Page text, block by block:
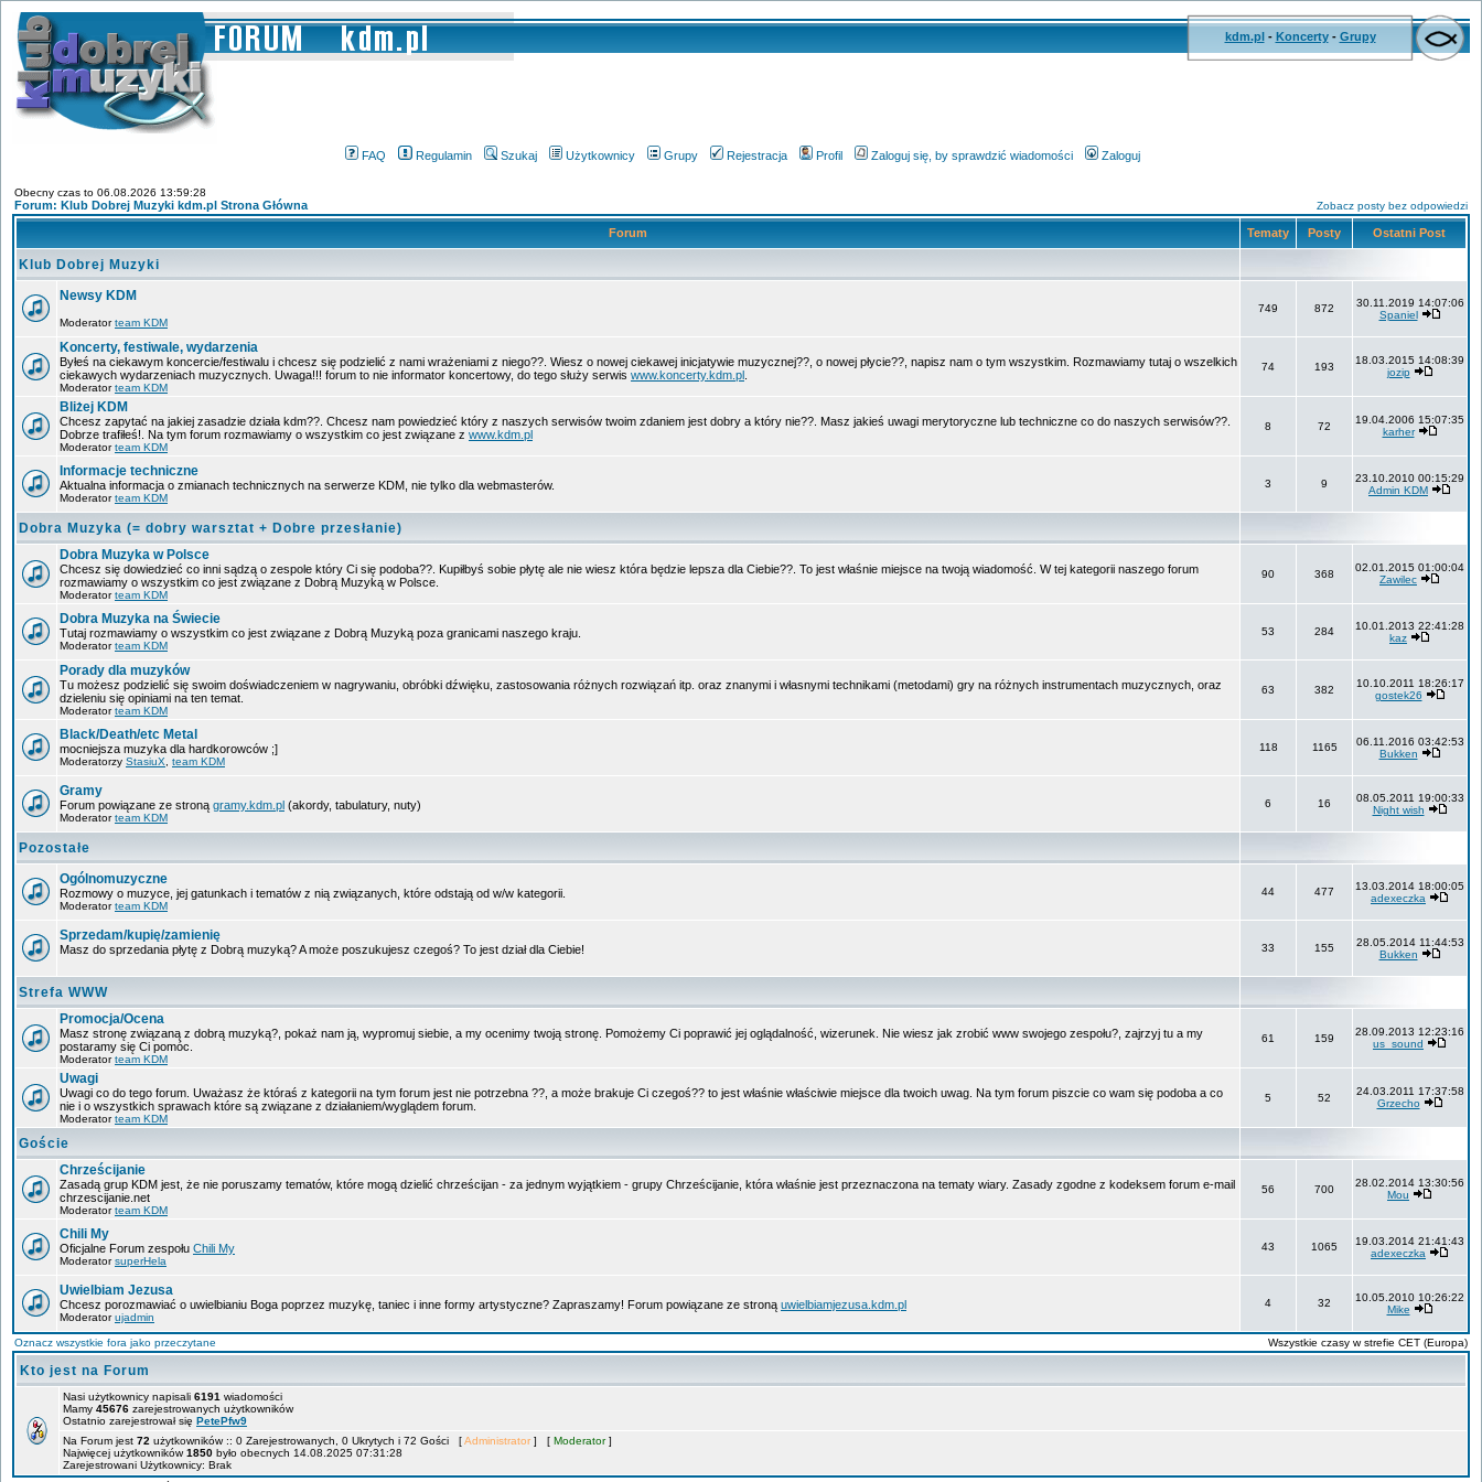
kdm.pl- Koncerty- Grupy
FAQ Regulamin Szukaj Użytkownicy Grupy Rejestracja Profil Zaloguj się, by sprawdzić wiadomości Zaloguj
Obecny czas to 06.08.2026 13:59:28
Forum: Klub Dobrej Muzyki kdm.pl Strona Główna Zobacz posty bez odpowiedzi
Forum Tematy Posty Ostatni Post
Klub Dobrej Muzyki
Newsy KDM
Moderatorteam KDM
749 872
30.11.2019 14:07:06
Spaniel
Koncerty, festiwale, wydarzenia
Byłeś na ciekawym koncercie/festiwalu i chcesz się podzielić z nami wrażeniami z niego??. Wiesz o nowej ciekawej inicjatywie muzycznej??, o nowej płycie??, napisz nam o tym wszystkim. Rozmawiamy tutaj o wszelkich
ciekawych wydarzeniach muzycznych. Uwaga!!! forum to nie informator koncertowy, do tego służy serwis www.koncerty.kdm.pl
Moderatorteam KDM
74 193
18.03.2015 14:08:39
jozip
Bliżej KDM
Chcesz zapytać na jakiej zasadzie działa kdm??. Chcesz nam powiedzieć który z naszych serwisów twoim zdaniem jest dobry a który nie??. Masz jakieś uwagi merytoryczne lub techniczne co do naszych serwisów??.
Dobrze trafiłeś!. Na tym forum rozmawiamy o wszystkim co jest związane z www.kdm.pl
Moderatorteam KDM
8 72
19.04.2006 15:07:35
karher
Informacje techniczne
Aktualna informacja o zmianach technicznych na serwerze KDM, nie tylko dla webmasterów.
Moderatorteam KDM
3 9
23.10.2010 00:15:29
Admin KDM
Dobra Muzyka (= dobry warsztat + Dobre przesłanie)
Dobra Muzyka w Polsce
Chcesz się dowiedzieć co inni sądzą o zespole który Ci się podoba??. Kupiłbyś sobie płytę ale nie wiesz która będzie lepsza dla Ciebie??. To jest właśnie miejsce na twoją wiadomość. W tej kategorii naszego forum
rozmawiamy o wszystkim co jest związane z Dobrą Muzyką w Polsce.
Moderatorteam KDM
90 368
02.01.2015 01:00:04
Zawilec
Dobra Muzyka na Świecie
Tutaj rozmawiamy o wszystkim co jest związane z Dobrą Muzyką poza granicami naszego kraju.
Moderatorteam KDM
53 284
10.01.2013 22:41:28
kaz
Porady dla muzyków
Tu możesz podzielić się swoim doświadczeniem w nagrywaniu, obróbki dźwięku, zastosowania różnych rozwiązań itp. oraz znanymi i własnymi technikami (metodami) gry na różnych instrumentach muzycznych, oraz
dzieleniu się opiniami na ten temat.
Moderatorteam KDM
63 382
10.10.2011 18:26:17
gostek26
Black/Death/etc Metal
mocniejsza muzyka dla hardkorowców ;]
Moderatorzy StasiuX team KDM
118 1165
06.11.2016 03:42:53
Bukken
Gramy
Forum powiązane ze stroną gramy.kdm.pl (akordy, tabulatury, nuty)
Moderatorteam KDM
6 16
08.05.2011 19:00:33
Night wish
Pozostałe
Ogólnomuzyczne
Rozmowy o muzyce, jej gatunkach i tematów z nią związanych, które odstają od w/w kategorii.
Moderatorteam KDM
44 477
13.03.2014 18:00:05
adexeczka
Sprzedam/kupię/zamienię
Masz do sprzedania płytę z Dobrą muzyką? A może poszukujesz czegoś? To jest dział dla Ciebie! 33 155
28.05.2014 11:44:53
Bukken
Strefa WWW
Promocja/Ocena
Masz stronę związaną z dobrą muzyką?, pokaż nam ją, wypromuj siebie, a my ocenimy twoją stronę. Pomożemy Ci poprawić jej oglądalność, wizerunek. Nie wiesz jak zrobić www swojego zespołu?, zajrzyj tu a my
postaramy się Ci pomóc.
Moderatorteam KDM
61 159
28.09.2013 12:23:16
us_sound
Uwagi
Uwagi co do tego forum. Uważasz że któraś z kategorii na tym forum jest nie potrzebna ??, a może brakuje Ci czegoś?? to jest właśnie właściwie miejsce dla twoich uwag. Na tym forum piszcie co wam się podoba a co
nie i o wszystkich sprawach które są związane z działaniem/wyglądem forum.
Moderatorteam KDM
5 52
24.03.2011 17:37:58
Grzecho
Goście
Chrześcijanie
Zasadą grup KDM jest, że nie poruszamy tematów, które mogą dzielić chrześcijan - za jednym wyjątkiem - grupy Chrześcijanie, która właśnie jest przeznaczona na tematy wiary. Zasady zgodne z kodeksem forum e-mail
chrzescijanie.net
Moderatorteam KDM
56 700
28.02.2014 13:30:56
Mou
Chili My
Oficjalne Forum zespołu Chili My
ModeratorsuperHela
43 1065
19.03.2014 21:41:43
adexeczka
Uwielbiam Jezusa
Chcesz porozmawiać o uwielbianiu Boga poprzez muzykę, taniec i inne formy artystyczne? Zapraszamy! Forum powiązane ze stroną uwielbiamjezusa.kdm.pl
Moderatorujadmin
4 32
10.05.2010 10:26:22
Mike
Oznacz wszystkie fora jako przeczytane Wszystkie czasy w strefie CET (Europa)
Kto jest na Forum
Nasi użytkownicy napisali 6191 wiadomości
Mamy 45676 zarejestrowanych użytkowników
Ostatnio zarejestrował się PetePfw9
Na Forum jest 72 użytkowników :: 0 Zarejestrowanych, 0 Ukrytych i 72 Gości [Administrator ] [ Moderator]
Najwięcej użytkowników1850 było obecnych 14.08.2025 07:31:28
Zarejestrowani Użytkownicy: Brak